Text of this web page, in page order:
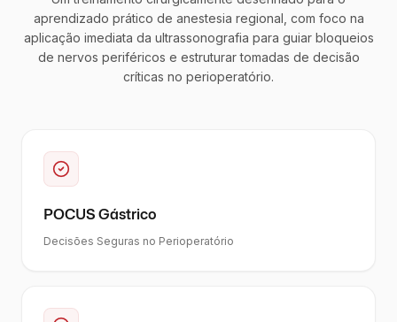
aprendizado prático de anestesia regional, com foco na
aplicação imediata da ultrassonografia para guiar bloqueios
de nervos periféricos e estruturar tomadas de decisão
críticas no perioperatório.
POCUS Gástrico
Decisões Seguras no Perioperatório